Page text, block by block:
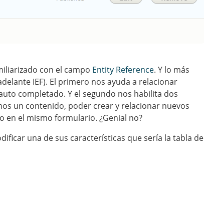
con el campo Entity Reference. Y lo más
IEF). El primero nos ayuda a relacionar
completado. Y el segundo nos habilita dos
un contenido, poder crear y relacionar nuevos
en el mismo formulario. ¿Genial no?
una de sus características que sería la tabla de